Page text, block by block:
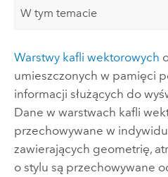
W tym temacie
Warstwy kafli wektorowych
umieszczonych w pamięci
informacji służących do
Dane w warstwach kafli
przechowywane w
zawierających geometrię,
o stylu są przechowywane